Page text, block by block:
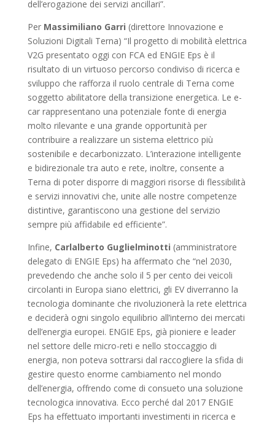
dell’erogazione dei servizi ancillari”.
Per Massimiliano Garri (direttore Innovazione e
Soluzioni Digitali Terna) “Il progetto di mobilità elettrica
V2G presentato oggi con FCA ed ENGIE Eps è il
risultato di un virtuoso percorso condiviso di ricerca e
sviluppo che rafforza il ruolo centrale di Terna come
soggetto abilitatore della transizione energetica. Le e-
car rappresentano una potenziale fonte di energia
molto rilevante e una grande opportunità per
contribuire a realizzare un sistema elettrico più
sostenibile e decarbonizzato. L’interazione intelligente
e bidirezionale tra auto e rete, inoltre, consente a
Terna di poter disporre di maggiori risorse di flessibilità
e servizi innovativi che, unite alle nostre competenze
distintive, garantiscono una gestione del servizio
sempre più affidabile ed efficiente”.
Infine, Carlalberto Guglielminotti (amministratore
delegato di ENGIE Eps) ha affermato che “nel 2030,
prevedendo che anche solo il 5 per cento dei veicoli
circolanti in Europa siano elettrici, gli EV diverranno la
tecnologia dominante che rivoluzionerà la rete elettrica
e deciderà ogni singolo equilibrio all’interno dei mercati
dell’energia europei. ENGIE Eps, già pioniere e leader
nel settore delle micro-reti e nello stoccaggio di
energia, non poteva sottrarsi dal raccogliere la sfida di
gestire questo enorme cambiamento nel mondo
dell’energia, offrendo come di consueto una soluzione
tecnologica innovativa. Ecco perché dal 2017 ENGIE
Eps ha effettuato importanti investimenti in ricerca e